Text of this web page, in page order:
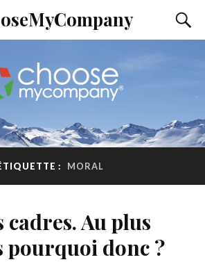
: MORAL
cadres. Au plus
pourquoi donc ?